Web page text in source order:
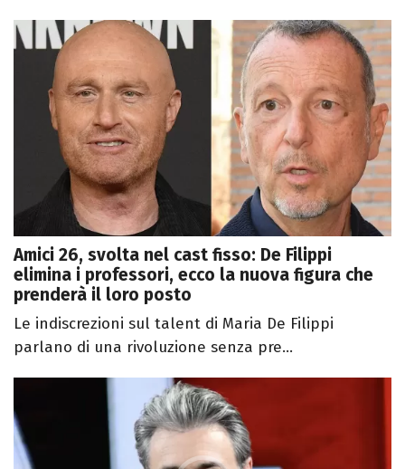
Amici 26, svolta nel cast fisso: De Filippi
elimina i professori, ecco la nuova figura che
prenderà il loro posto
Le indiscrezioni sul talent di Maria De Filippi
parlano di una rivoluzione senza pre...